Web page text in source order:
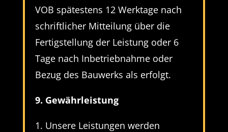
VOB spätestens 12 Werktage nach
schriftlicher Mitteilung über die
Fertigstellung der Leistung oder 6
Tage nach Inbetriebnahme oder
Bezug des Bauwerks als erfolgt.
9. Gewährleistung
1. Unsere Leistungen werden